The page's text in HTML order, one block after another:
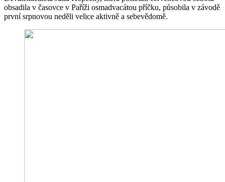
obsadila v časovce v Paříži osmadvacátou příčku, působila v závodě
první srpnovou neděli velice aktivně a sebevědomě.